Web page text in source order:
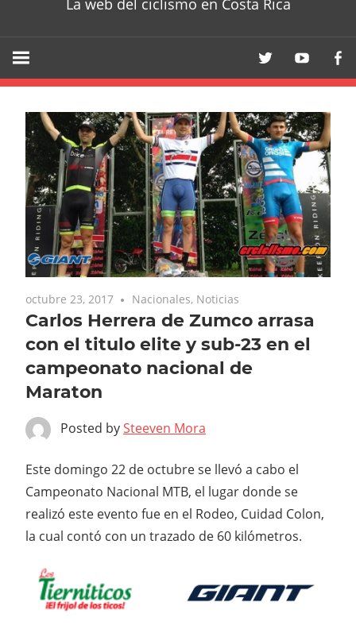
La web del ciclismo en Costa Rica
octubre 23, 2017 Nacionales, Noticias
Carlos Herrera de Zumco arrasa
con el titulo elite y sub-23 en el
campeonato nacional de
Maraton
Posted bySteeven Mora
Este domingo 22 de octubre se llevó a cabo el
Campeonato Nacional MTB, el lugar donde se
realizó este evento fue en el Rodeo, Cuidad Colon,
la cual contó con un trazado de 60 kilómetros.